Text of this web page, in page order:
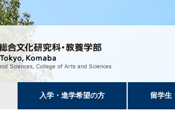
入学・進学希望の方 留学生